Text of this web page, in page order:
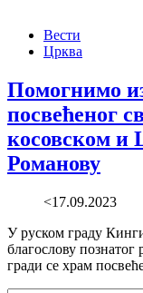
Вести
Црква
Помогнимо
посвећеног
косовском и
Романову
<17.09.2023
У руском граду
благослову познатог
гради се храм